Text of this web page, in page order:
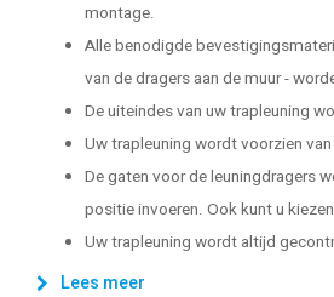
montage.
Alle benodigde
van de dragers aan de muur -
De uiteindes van uw trapleuning
Uw trapleuning wordt voorzien
De gaten voor de leuningdragers
positie invoeren. Ook kunt u
Uw trapleuning wordt altijd
Lees meer